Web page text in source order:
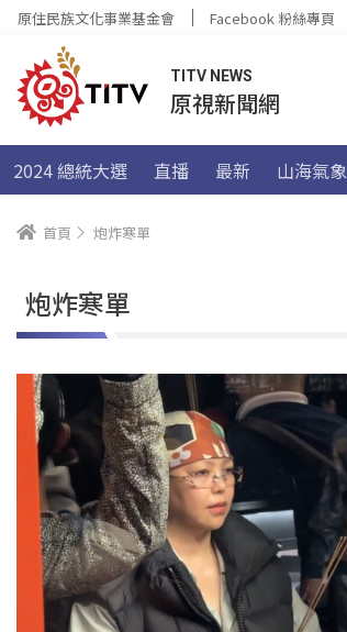
原住民族文化事業基金會 Facebook 粉絲專頁
TITV NEWS
原視新聞網
2024 總統大選 直播 最新 山海氣象
首頁 炮炸寒單
炮炸寒單